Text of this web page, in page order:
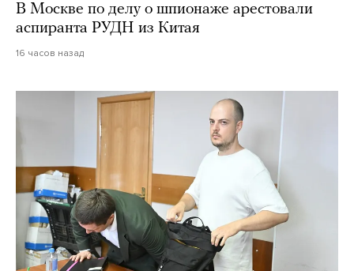
В Москве по делу о шпионаже арестовали
аспиранта РУДН из Китая
16 часов назад